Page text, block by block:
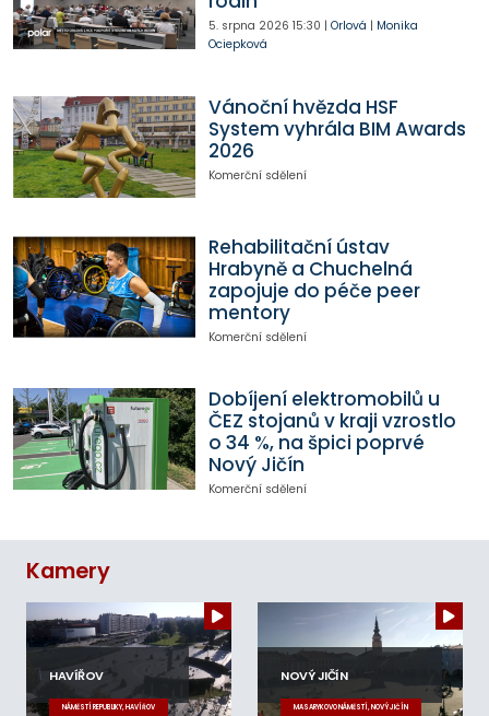
5. srpna 2026 15:30 | Orlová | Monika
Ociepková
Vánoční hvězda HSF
System vyhrála BIM Awards
2026
Komerční sdělení
Rehabilitační ústav
Hrabyně a Chuchelná
zapojuje do péče peer
mentory
Komerční sdělení
Dobíjení elektromobilů u
ČEZ stojanů v kraji vzrostlo
o 34 %, na špici poprvé
Nový Jičín
Komerční sdělení
Kamery
HAVÍŘOV
NÁMĚSTÍ REPUBLIKY, HAVÍŘOV
NOVÝ JIČÍN
MASARYKOVO NÁMĚSTÍ, NOVÝ JIČÍN